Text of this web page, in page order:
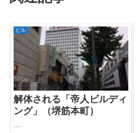
ビル
解体される「帝人ビルディ
ング」（堺筋本町）